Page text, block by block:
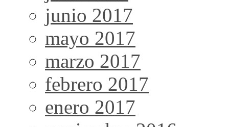
junio 2017
mayo 2017
marzo 2017
febrero 2017
enero 2017